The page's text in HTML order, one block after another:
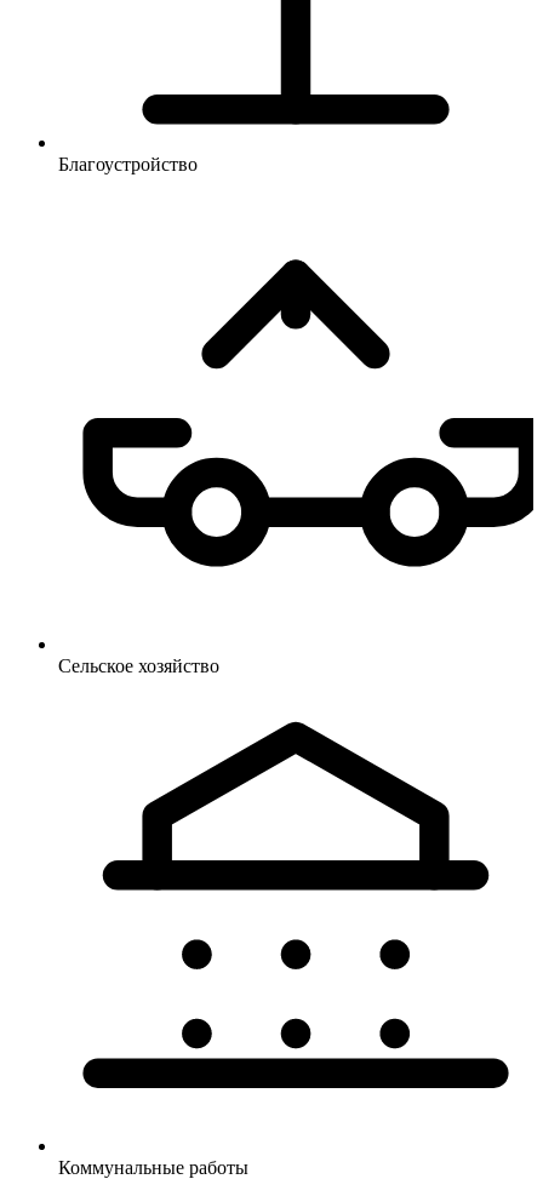
Благоустройство
Сельское хозяйство
Коммунальные работы